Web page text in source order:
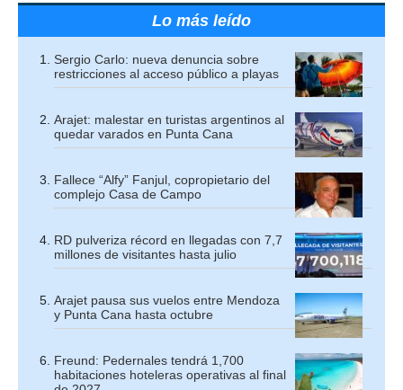
Lo más leído
Sergio Carlo: nueva denuncia sobre
restricciones al acceso público a playas
Arajet: malestar en turistas argentinos al
quedar varados en Punta Cana
Fallece “Alfy” Fanjul, copropietario del
complejo Casa de Campo
RD pulveriza récord en llegadas con 7,7
millones de visitantes hasta julio
Arajet pausa sus vuelos entre Mendoza
y Punta Cana hasta octubre
Freund: Pedernales tendrá 1,700
habitaciones hoteleras operativas al final